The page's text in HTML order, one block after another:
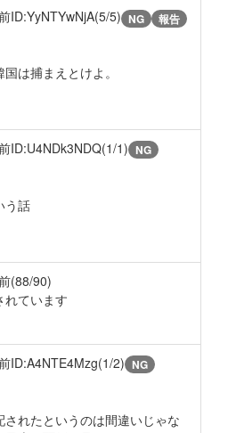
ID:YyNTYwNjA(5/5) NG 報告
は捕まえとけよ。
ID:U4NDk3NDQ(1/1) NG
う話
(88/90)
れています
ID:A4NTE4Mzg(1/2) NG
されたというのは間違いじゃな